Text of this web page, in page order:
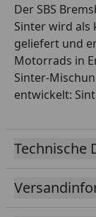
Der SBS
Sinter wird als
geliefert und
Motorrads in
Sinter-
entwickelt:
konstanter
Sand und
liefern auch
werden
strenge
Technische